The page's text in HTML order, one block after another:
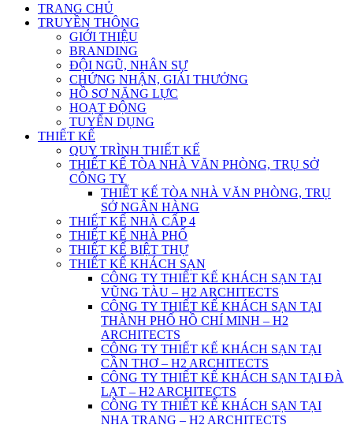
TRANG CHỦ
TRUYỀN THÔNG
GIỚI THIỆU
BRANDING
ĐỘI NGŨ, NHÂN SỰ
CHỨNG NHẬN, GIẢI THƯỞNG
HỒ SƠ NĂNG LỰC
HOẠT ĐỘNG
TUYỂN DỤNG
THIẾT KẾ
QUY TRÌNH THIẾT KẾ
THIẾT KẾ TÒA NHÀ VĂN PHÒNG, TRỤ SỞ
CÔNG TY
THIẾT KẾ TÒA NHÀ VĂN PHÒNG, TRỤ
SỞ NGÂN HÀNG
THIẾT KẾ NHÀ CẤP 4
THIẾT KẾ NHÀ PHỐ
THIẾT KẾ BIỆT THỰ
THIẾT KẾ KHÁCH SẠN
CÔNG TY THIẾT KẾ KHÁCH SẠN TẠI
VŨNG TÀU – H2 ARCHITECTS
CÔNG TY THIẾT KẾ KHÁCH SẠN TẠI
THÀNH PHỐ HỒ CHÍ MINH – H2
ARCHITECTS
CÔNG TY THIẾT KẾ KHÁCH SẠN TẠI
CẦN THƠ – H2 ARCHITECTS
CÔNG TY THIẾT KẾ KHÁCH SẠN TẠI ĐÀ
LẠT – H2 ARCHITECTS
CÔNG TY THIẾT KẾ KHÁCH SẠN TẠI
NHA TRANG – H2 ARCHITECTS